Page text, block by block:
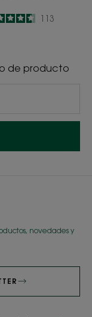
4.6
/5113
de producto
novedades y